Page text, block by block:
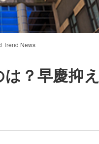
Trend News
は？早慶抑